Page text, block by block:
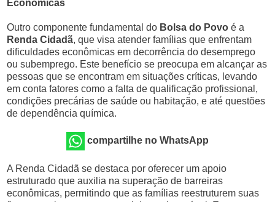
Econômicas
Outro componente fundamental do Bolsa do Povo é a
Renda Cidadã, que visa atender famílias que enfrentam
dificuldades econômicas em decorrência do desemprego
ou subemprego. Este benefício se preocupa em alcançar as
pessoas que se encontram em situações críticas, levando
em conta fatores como a falta de qualificação profissional,
condições precárias de saúde ou habitação, e até questões
de dependência química.
compartilhe no WhatsApp
A Renda Cidadã se destaca por oferecer um apoio
estruturado que auxilia na superação de barreiras
econômicas, permitindo que as famílias reestruturem suas